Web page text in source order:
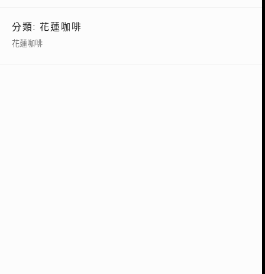
分類: 花蓮咖啡
花蓮咖啡